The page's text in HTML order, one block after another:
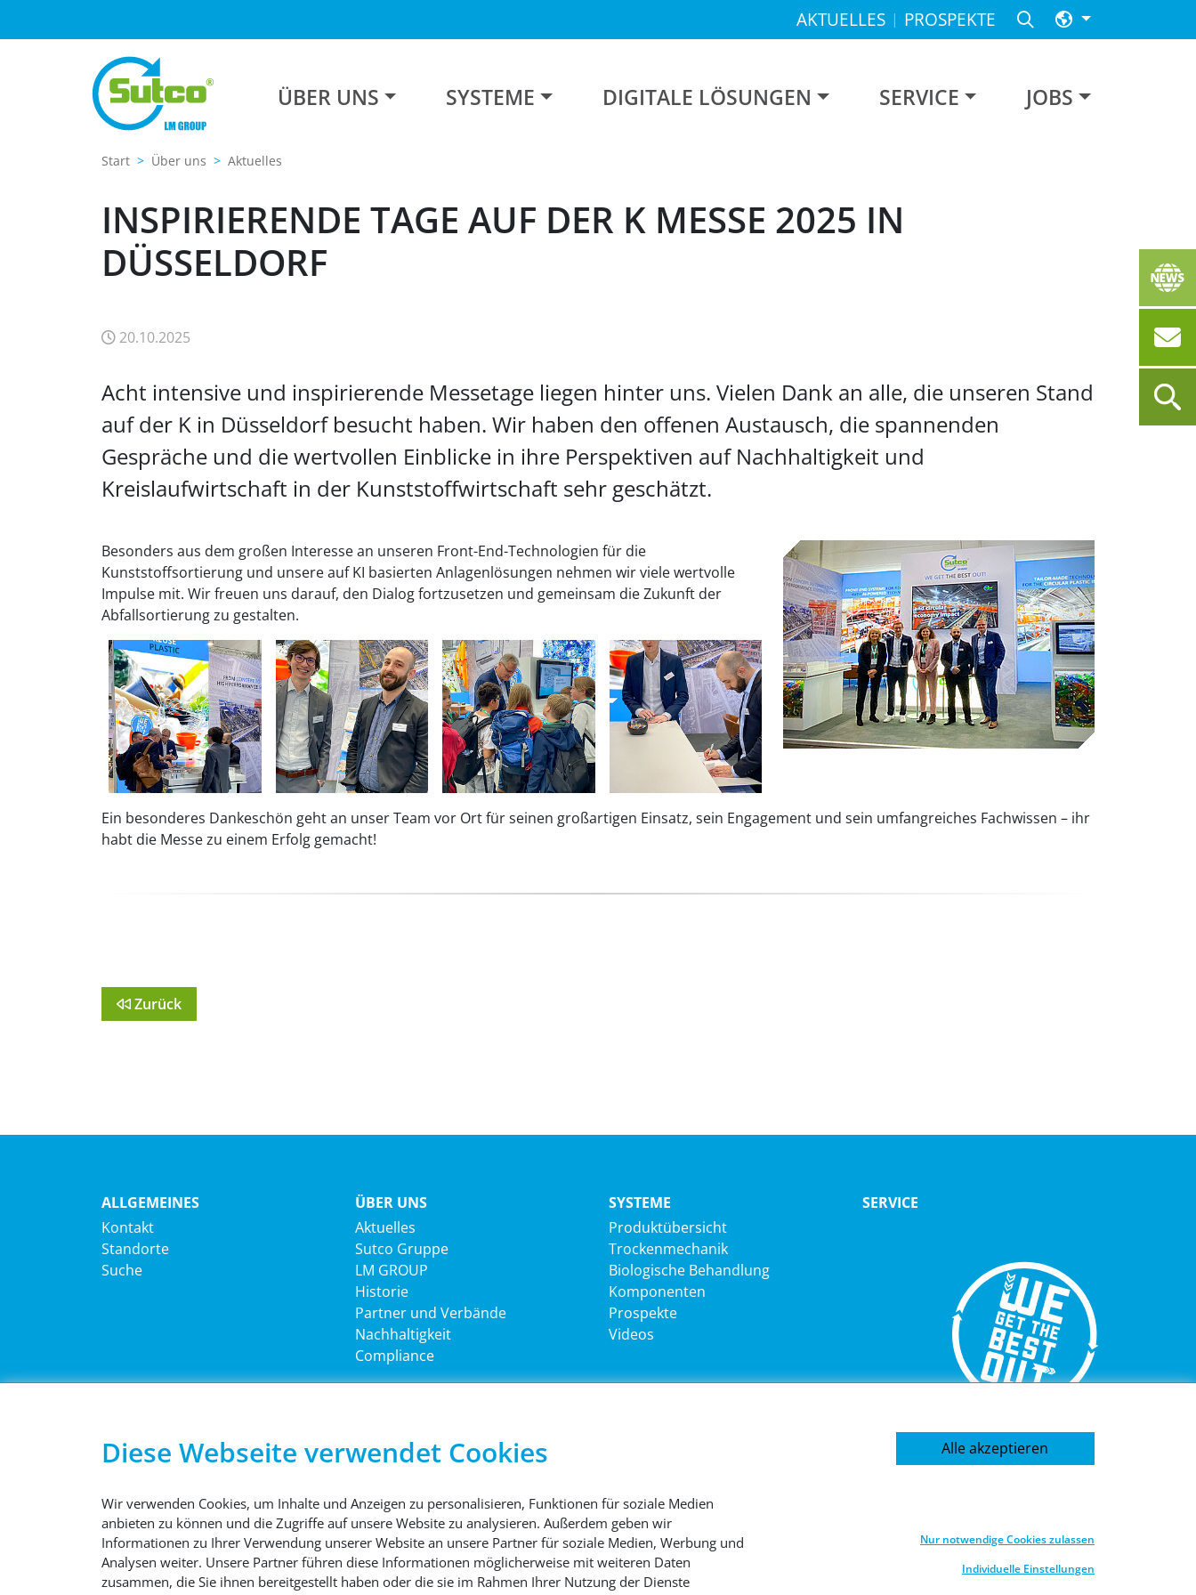
Diese Webseite verwendet Cookies
Wir verwenden Cookies, um Inhalte und Anzeigen zu personalisieren, Funktionen für soziale Medien
anbieten zu können und die Zugriffe auf unsere Website zu analysieren. Außerdem geben wir
Informationen zu Ihrer Verwendung unserer Website an unsere Partner für soziale Medien, Werbung und
Analysen weiter. Unsere Partner führen diese Informationen möglicherweise mit weiteren Daten
zusammen, die Sie ihnen bereitgestellt haben oder die sie im Rahmen Ihrer Nutzung der Dienste
Alle akzeptieren
Nur notwendige Cookies zulassen
Individuelle Einstellungen
AKTUELLES PROSPEKTE
ÜBER UNS SYSTEME DIGITALE LÖSUNGEN SERVICE JOBS
Start Über uns Aktuelles
INSPIRIERENDE TAGE AUF DER K MESSE 2025 IN
DÜSSELDORF
20.10.2025
Acht intensive und inspirierende Messetage liegen hinter uns. Vielen Dank an alle, die unseren Stand
auf der K in Düsseldorf besucht haben. Wir haben den offenen Austausch, die spannenden
Gespräche und die wertvollen Einblicke in ihre Perspektiven auf Nachhaltigkeit und
Kreislaufwirtschaft in der Kunststoffwirtschaft sehr geschätzt.
Besonders aus dem großen Interesse an unseren Front-End-Technologien für die
Kunststoffsortierung und unsere auf KI basierten Anlagenlösungen nehmen wir viele wertvolle
Impulse mit. Wir freuen uns darauf, den Dialog fortzusetzen und gemeinsam die Zukunft der
Abfallsortierung zu gestalten.
Ein besonderes Dankeschön geht an unser Team vor Ort für seinen großartigen Einsatz, sein Engagement und sein umfangreiches Fachwissen – ihr
habt die Messe zu einem Erfolg gemacht!
Zurück
ALLGEMEINES
Kontakt
Standorte
Suche
ÜBER UNS
Aktuelles
Sutco Gruppe
LM GROUP
Historie
Partner und Verbände
Nachhaltigkeit
Compliance
SYSTEME
Produktübersicht
Trockenmechanik
Biologische Behandlung
Komponenten
Prospekte
Videos
SERVICE
Stellenangebote
Studium
Impressum
AGB
Cookies
51465 Bergisch Gladbach
Deutschland
TELEFON
+49 2202 2005 01